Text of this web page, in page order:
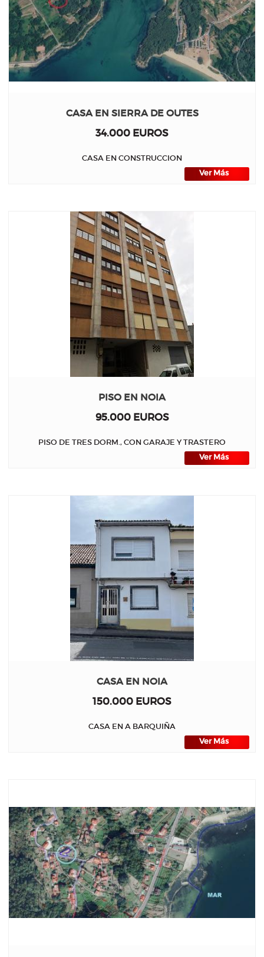
CASA EN SIERRA DE OUTES
34.000 EUROS
CASA EN CONSTRUCCION
Ver Más
PISO EN NOIA
95.000 EUROS
PISO DE TRES DORM., CON GARAJE Y TRASTERO
Ver Más
CASA EN NOIA
150.000 EUROS
CASA EN A BARQUIÑA
Ver Más